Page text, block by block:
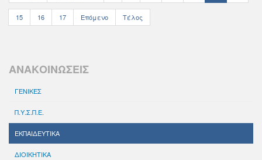
15 16 17 Επόμενο Τέλος
ΑΝΑΚΟΙΝΩΣΕΙΣ
ΓΕΝΙΚΕΣ
Π.Υ.Σ.Π.Ε.
ΕΚΠΑΙΔΕΥΤΙΚΑ
ΔΙΟΙΚΗΤΙΚΑ